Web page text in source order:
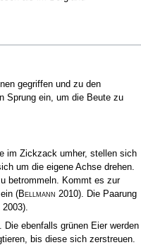
gegriffen und zu den
Sprung ein, um die Beute zu
im Zickzack umher, stellen sich
um die eigene Achse drehen.
betrommeln. Kommt es zur
(Bellmann 2010). Die Paarung
2003).
ebenfalls grünen Eier werden
bis diese sich zerstreuen.